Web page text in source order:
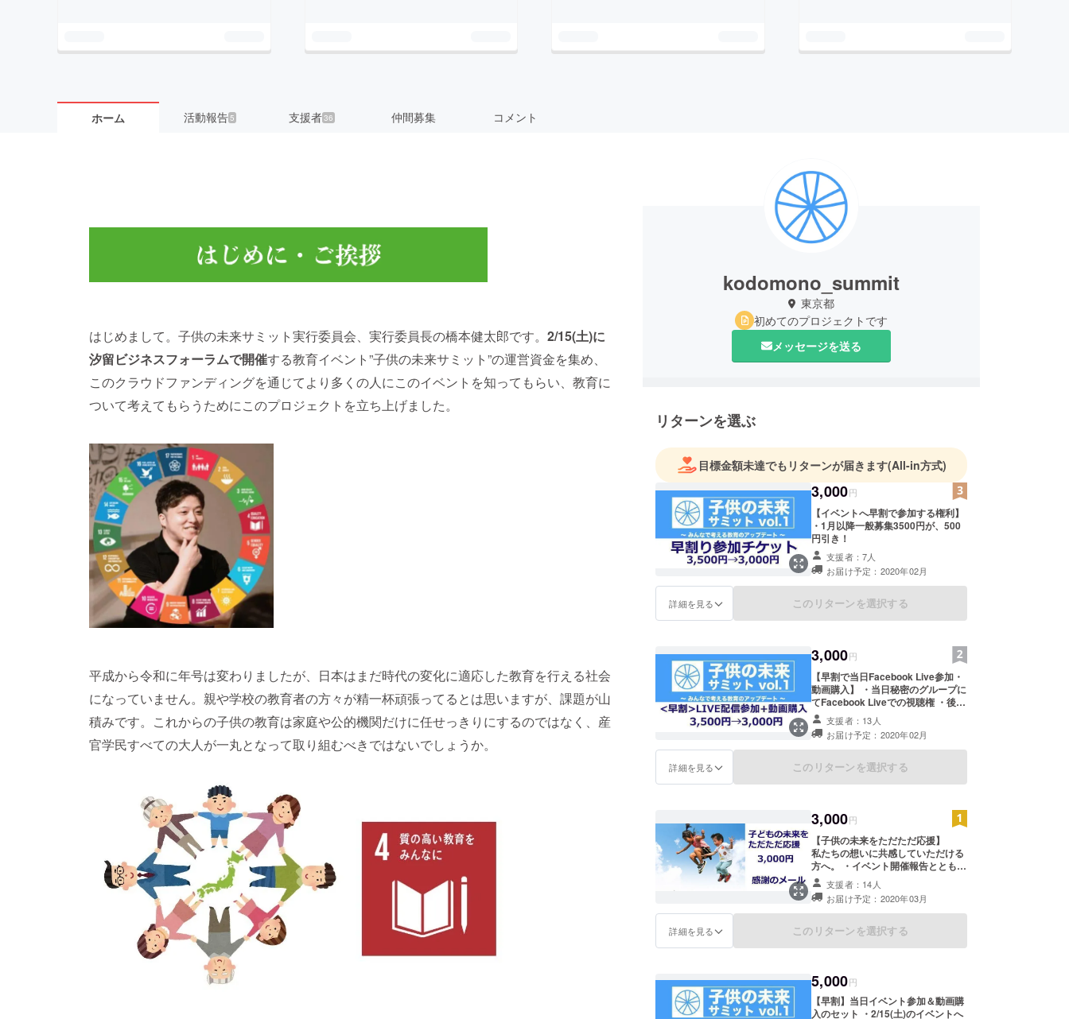
ホーム 活動報告5 支援者36 仲間募集 コメント
はじめまして。子供の未来サミット実行委員会、実行委員長の橋本健太郎です。 2/15(土)に
汐留ビジネスフォーラムで開催する教育イベント”子供の未来サミット”の運営資金を集め、
このクラウドファンディングを通じてより多くの人にこのイベントを知ってもらい、教育に
ついて考えてもらうためにこのプロジェクトを立ち上げました。
平成から令和に年号は変わりましたが、日本はまだ時代の変化に適応した教育を行える社会
になっていません。親や学校の教育者の方々が精一杯頑張ってるとは思いますが、課題が山
積みです。これからの子供の教育は家庭や公的機関だけに任せっきりにするのではなく、産
官学民すべての大人が一丸となって取り組むべきではないでしょうか。
kodomono_summit
東京都
初めてのプロジェクトです
メッセージを送る
リターンを選ぶ
目標金額未達でもリターンが届きます(All-in方式)
3,000円
【イベントへ早割で参加する権利】
・1月以降一般募集3500円が、500
円引き！
支援者：7人
お届け予定：2020年02月
詳細を見る このリターンを選択する
3,000円
【早割で当日Facebook Live参加・
動画購入】 ・当日秘密のグループに
てFacebook Liveでの視聴権 ・後
日、別途撮影した動画データをメー
ルにてお届け ・1月以降一般募集
3500円が、500円引き！ （動画は3
月にお届けする予定です）
支援者：13人
お届け予定：2020年02月
詳細を見る このリターンを選択する
3,000円
【子供の未来をただただ応援】
私たちの想いに共感していただける
方へ。 ・イベント開催報告ととも
に、感謝のメール送付
支援者：14人
お届け予定：2020年03月
詳細を見る このリターンを選択する
5,000円
【早割】当日イベント参加＆動画購
入のセット ・2/15(土)のイベントへ